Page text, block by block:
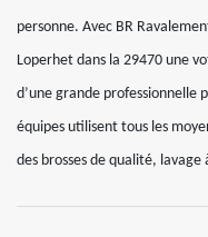
personne. Avec BR
Loperhet dans la 29470 une
d’une grande professionnelle
équipes utilisent tous les
des brosses de qualité, lavage